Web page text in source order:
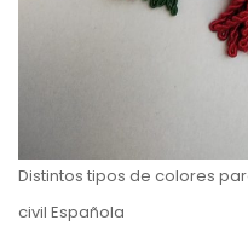
Distintos tipos de colores
civil Española